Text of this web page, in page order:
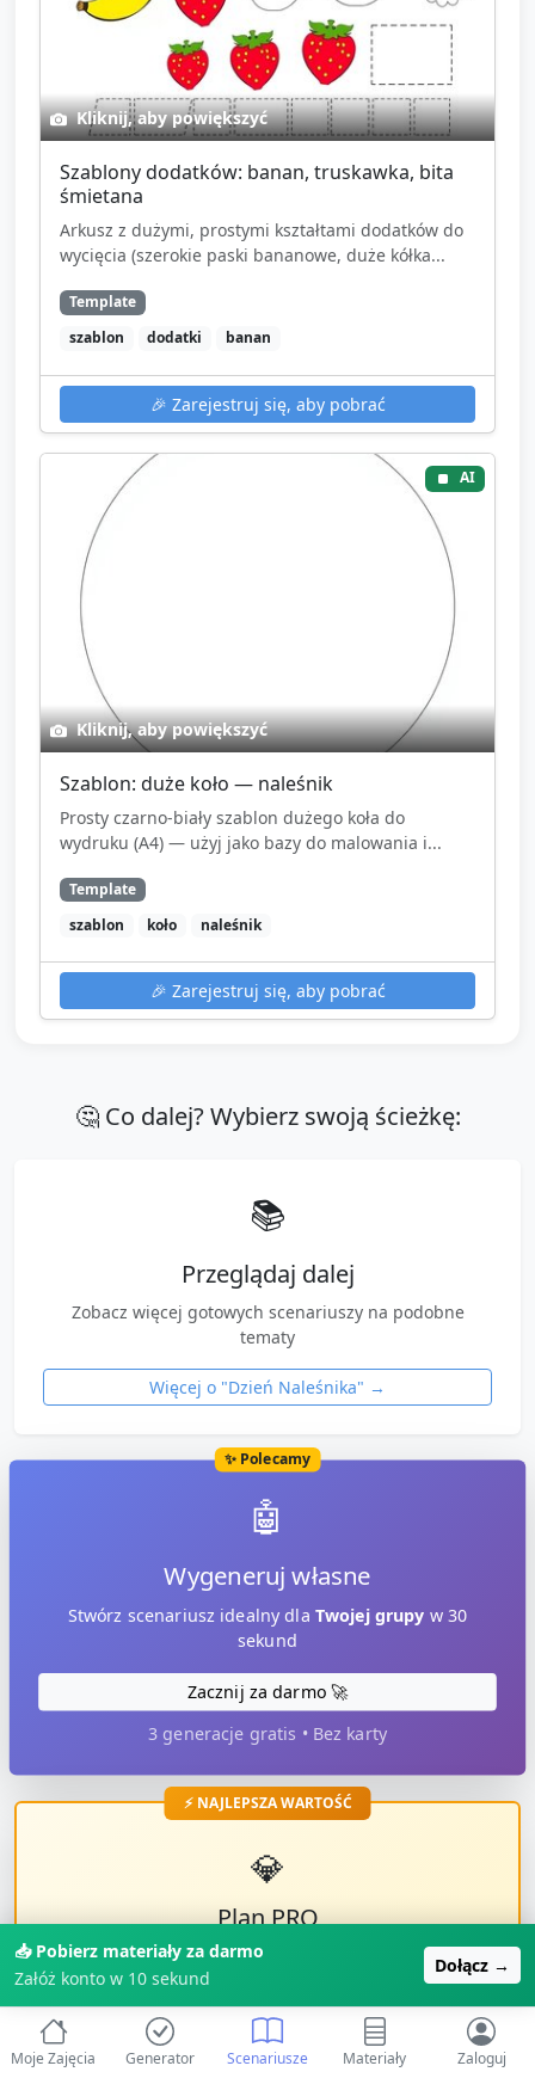
Kliknij, aby powiększyć
Szablony dodatków: banan, truskawka, bita
śmietana
Arkusz z dużymi, prostymi kształtami dodatków do
wycięcia (szerokie paski bananowe, duże kółka...
Template
szablon
dodatki banan
🎉 Zarejestruj się, aby pobrać
AI
Kliknij, aby powiększyć
Szablon: duże koło — naleśnik
Prosty czarno-biały szablon dużego koła do
wydruku (A4) — użyj jako bazy do malowania i...
Template
szablon
koło naleśnik
🎉 Zarejestruj się, aby pobrać
🤔 Co dalej? Wybierz swoją ścieżkę:
📚
Przeglądaj dalej
Zobacz więcej gotowych scenariuszy na podobne
tematy
Więcej o "Dzień Naleśnika" →
✨ Polecamy
🤖
Wygeneruj własne
Stwórz scenariusz idealny dla Twojej grupy w 30
sekund
Zacznij za darmo 🚀
3 generacje gratis • Bez karty
⚡ NAJLEPSZA WARTOŚĆ
💎
Plan PRO
✓ Kopiuj ten scenariusz
✓ Nielimitowane generacje
✓
Eksport PDF
✓
500+ gotowych zajęć
📥 Pobierz materiały za darmo
Załóż konto w 10 sekund
Dołącz →
Moje Zajęcia Generator Scenariusze Materiały Zaloguj